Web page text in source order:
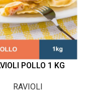
POLLO 1 KG
RAVIOLI